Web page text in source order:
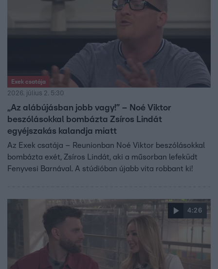
Exek csatája
2026. július 2. 5:30
„Az alábújásban jobb vagy!” – Noé Viktor
beszólásokkal bombázta Zsíros Lindát
egyéjszakás kalandja miatt
Az Exek csatája – Reunionban Noé Viktor beszólásokkal
bombázta exét, Zsíros Lindát, aki a műsorban lefeküdt
Fenyvesi Barnával. A stúdióban újabb vita robbant ki!
4:26